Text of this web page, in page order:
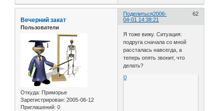
Поделиться 62
2006-
04-01 14:38:21
Вечерний закат
Пользователи
Откуда: Приморье
Зарегистрирован: 2005-06-12
Приглашений: 0
Я тоже вижу. Ситуация:
подруга сначала со мной
рассталась навсегда, а
теперь опять звонит, что
делать?
0